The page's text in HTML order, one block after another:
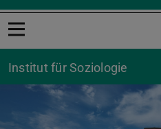
Menü öffnen
Institut für Soziologie